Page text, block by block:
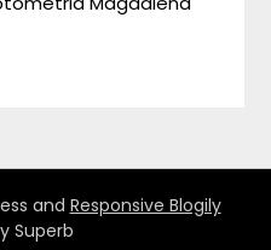
and Responsive Blogily
Superb